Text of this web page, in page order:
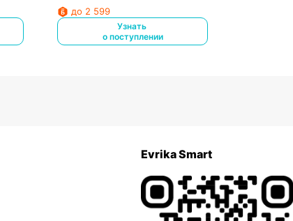
до 2 599
Узнать
о поступлении
Evrika Smart